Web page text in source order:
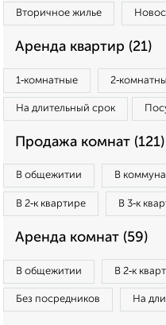
Вторичное жилье
Аренда квартир (21)
1‑комнатные
На длительный срок
Продажа комнат (121)
В общежитии В
В 2‑к квартире В 3‑к
Аренда комнат (59)
В общежитии В 2‑к
Без посредников На